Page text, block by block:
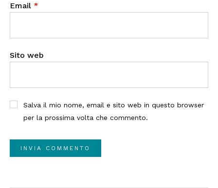
Email *
Sito web
Salva il mio nome, email e sito web in questo browser
per la prossima volta che commento.